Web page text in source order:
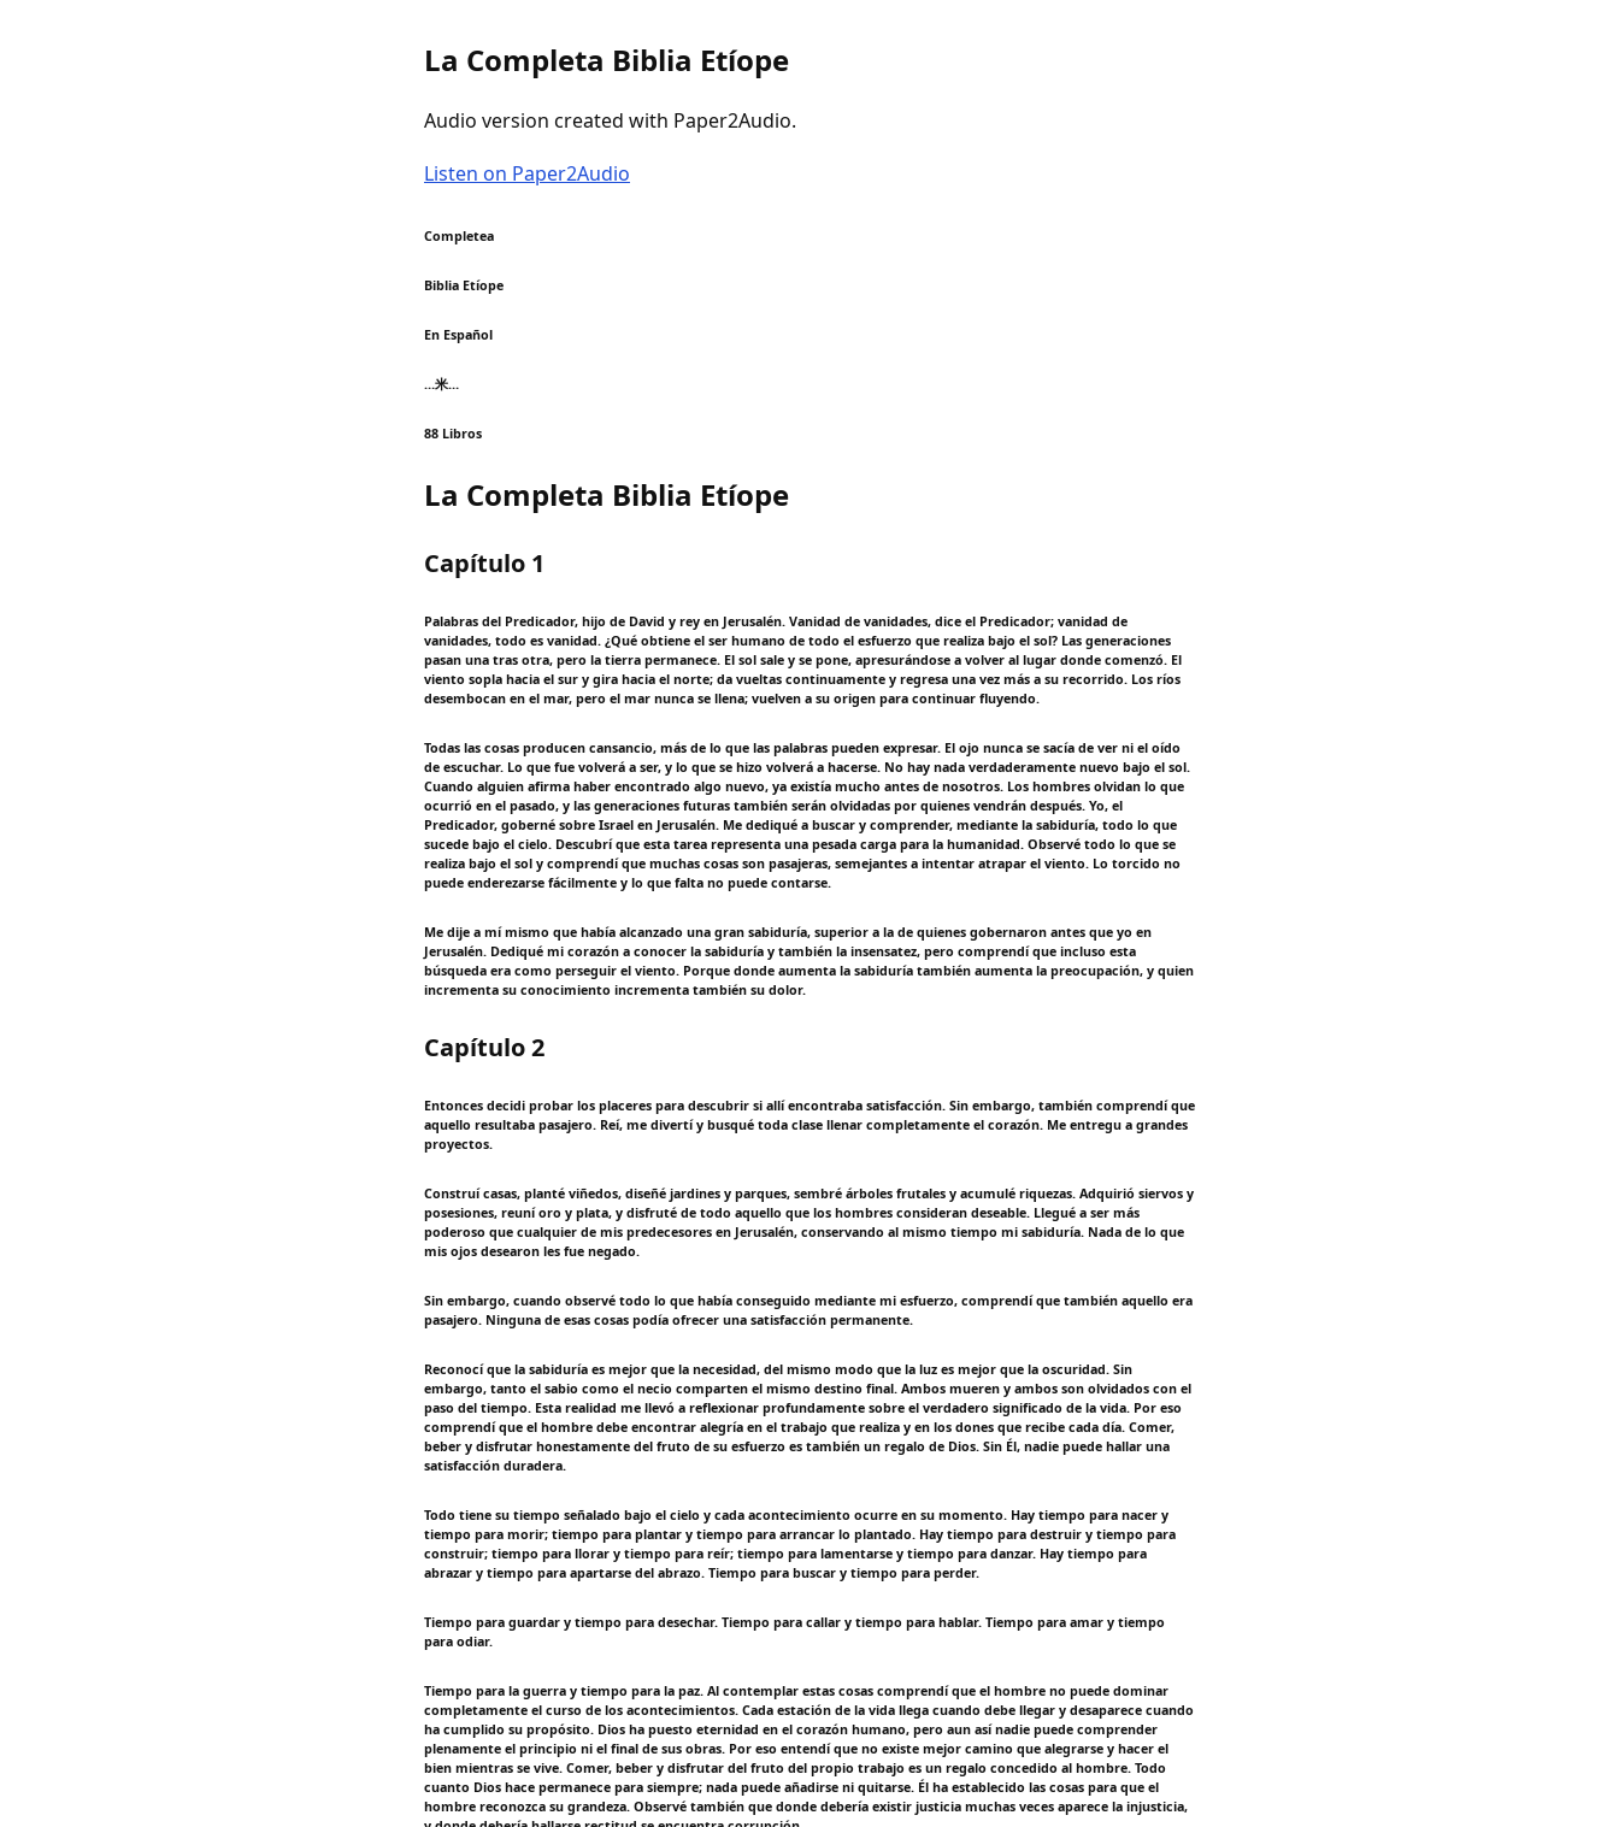
La Completa Biblia Etíope
Audio version created with Paper2Audio.
Listen on Paper2Audio
Completea
Biblia Etíope
En Español
…米…
88 Libros
La Completa Biblia Etíope
Capítulo 1
Palabras del Predicador, hijo de David y rey en Jerusalén. Vanidad de vanidades, dice el Predicador; vanidad de
vanidades, todo es vanidad. ¿Qué obtiene el ser humano de todo el esfuerzo que realiza bajo el sol? Las generaciones
pasan una tras otra, pero la tierra permanece. El sol sale y se pone, apresurándose a volver al lugar donde comenzó. El
viento sopla hacia el sur y gira hacia el norte; da vueltas continuamente y regresa una vez más a su recorrido. Los ríos
desembocan en el mar, pero el mar nunca se llena; vuelven a su origen para continuar fluyendo.
Todas las cosas producen cansancio, más de lo que las palabras pueden expresar. El ojo nunca se sacía de ver ni el oído
de escuchar. Lo que fue volverá a ser, y lo que se hizo volverá a hacerse. No hay nada verdaderamente nuevo bajo el sol.
Cuando alguien afirma haber encontrado algo nuevo, ya existía mucho antes de nosotros. Los hombres olvidan lo que
ocurrió en el pasado, y las generaciones futuras también serán olvidadas por quienes vendrán después. Yo, el
Predicador, goberné sobre Israel en Jerusalén. Me dediqué a buscar y comprender, mediante la sabiduría, todo lo que
sucede bajo el cielo. Descubrí que esta tarea representa una pesada carga para la humanidad. Observé todo lo que se
realiza bajo el sol y comprendí que muchas cosas son pasajeras, semejantes a intentar atrapar el viento. Lo torcido no
puede enderezarse fácilmente y lo que falta no puede contarse.
Me dije a mí mismo que había alcanzado una gran sabiduría, superior a la de quienes gobernaron antes que yo en
Jerusalén. Dediqué mi corazón a conocer la sabiduría y también la insensatez, pero comprendí que incluso esta
búsqueda era como perseguir el viento. Porque donde aumenta la sabiduría también aumenta la preocupación, y quien
incrementa su conocimiento incrementa también su dolor.
Capítulo 2
Entonces decidi probar los placeres para descubrir si allí encontraba satisfacción. Sin embargo, también comprendí que
aquello resultaba pasajero. Reí, me divertí y busqué toda clase llenar completamente el corazón. Me entregu a grandes
proyectos.
Construí casas, planté viñedos, diseñé jardines y parques, sembré árboles frutales y acumulé riquezas. Adquirió siervos y
posesiones, reuní oro y plata, y disfruté de todo aquello que los hombres consideran deseable. Llegué a ser más
poderoso que cualquier de mis predecesores en Jerusalén, conservando al mismo tiempo mi sabiduría. Nada de lo que
mis ojos desearon les fue negado.
Sin embargo, cuando observé todo lo que había conseguido mediante mi esfuerzo, comprendí que también aquello era
pasajero. Ninguna de esas cosas podía ofrecer una satisfacción permanente.
Reconocí que la sabiduría es mejor que la necesidad, del mismo modo que la luz es mejor que la oscuridad. Sin
embargo, tanto el sabio como el necio comparten el mismo destino final. Ambos mueren y ambos son olvidados con el
paso del tiempo. Esta realidad me llevó a reflexionar profundamente sobre el verdadero significado de la vida. Por eso
comprendí que el hombre debe encontrar alegría en el trabajo que realiza y en los dones que recibe cada día. Comer,
beber y disfrutar honestamente del fruto de su esfuerzo es también un regalo de Dios. Sin Él, nadie puede hallar una
satisfacción duradera.
Todo tiene su tiempo señalado bajo el cielo y cada acontecimiento ocurre en su momento. Hay tiempo para nacer y
tiempo para morir; tiempo para plantar y tiempo para arrancar lo plantado. Hay tiempo para destruir y tiempo para
construir; tiempo para llorar y tiempo para reír; tiempo para lamentarse y tiempo para danzar. Hay tiempo para
abrazar y tiempo para apartarse del abrazo. Tiempo para buscar y tiempo para perder.
Tiempo para guardar y tiempo para desechar. Tiempo para callar y tiempo para hablar. Tiempo para amar y tiempo
para odiar.
Tiempo para la guerra y tiempo para la paz. Al contemplar estas cosas comprendí que el hombre no puede dominar
completamente el curso de los acontecimientos. Cada estación de la vida llega cuando debe llegar y desaparece cuando
ha cumplido su propósito. Dios ha puesto eternidad en el corazón humano, pero aun así nadie puede comprender
plenamente el principio ni el final de sus obras. Por eso entendí que no existe mejor camino que alegrarse y hacer el
bien mientras se vive. Comer, beber y disfrutar del fruto del propio trabajo es un regalo concedido al hombre. Todo
cuanto Dios hace permanece para siempre; nada puede añadirse ni quitarse. Él ha establecido las cosas para que el
hombre reconozca su grandeza. Observé también que donde debería existir justicia muchas veces aparece la injusticia,